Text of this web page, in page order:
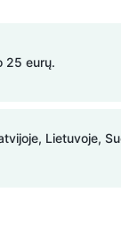
25 eurų.
Lietuvoje,